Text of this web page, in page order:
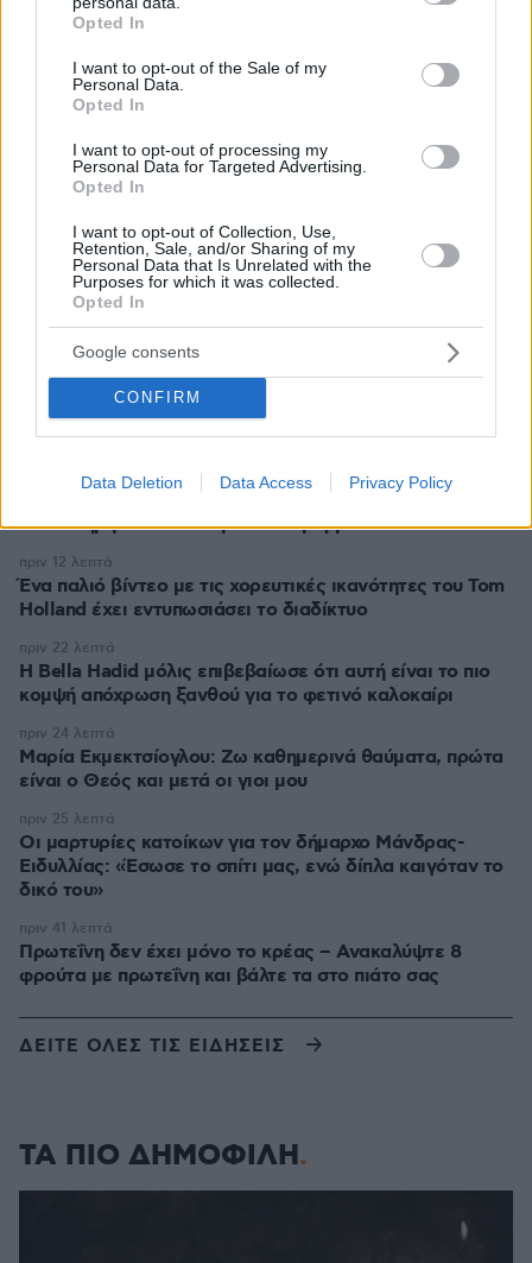
grant or deny consent to Google and its third-party tags to
use your data for below specified purposes in below Google
consent section.
Opted In
I want to opt-out of the Sale of my
Personal Data.
Opted In
I want to opt-out of processing my
Personal Data for Targeted Advertising.
Opted In
I want to opt-out of Collection, Use,
Retention, Sale, and/or Sharing of my
Personal Data that Is Unrelated with the
Purposes for which it was collected.
Opted In
Google consents
CONFIRM
Data Deletion Data Access Privacy Policy
ΡΟΗ ΕΙΔΗΣΕΩΝ
Ειδήσεις Δημοφιλή Σχολιασμένα
8χρονος τραυματίστηκε στο κεφάλι μετά από βουτιά σε
παραλία της Χαλκιδικής
Συνεδρίασε η Επιτροπή Εκτίμησης Κινδύνου λόγω των
υψηλών θερμοκρασιών και της ενίσχυσης των ανέμων
Υπουργείο Υγείας: Στέλνει μήνυμα για ασφαλή
κολύμβηση στους άνω των 60 – 284 θάνατοι από πνιγμό
πέρυσι
πριν 11 λεπτά
ΠΑΟΚ: Βρήκε στον δικό του… εκτελεστή τον νέο του
πριν 12 λεπτά
Η επιστήμη πίσω από την τέλεια μαρμελάδα σύκο
Ένα παλιό βίντεο με τις χορευτικές ικανότητες του Tom
Holland έχει εντυπωσιάσει το διαδίκτυο
πριν 12 λεπτά
Η Bella Hadid μόλις επιβεβαίωσε ότι αυτή είναι το πιο
κομψή απόχρωση ξανθού για το φετινό καλοκαίρι
πριν 22 λεπτά
Μαρία Εκμεκτσίογλου: Ζω καθημερινά θαύματα, πρώτα
είναι ο Θεός και μετά οι γιοι μου
πριν 24 λεπτά
Οι μαρτυρίες κατοίκων για τον δήμαρχο Μάνδρας-
Ειδυλλίας: «Έσωσε το σπίτι μας, ενώ δίπλα καιγόταν το
δικό του»
πριν 25 λεπτά
Πρωτεΐνη δεν έχει μόνο το κρέας – Ανακαλύψτε 8
φρούτα με πρωτεΐνη και βάλτε τα στο πιάτο σας
πριν 41 λεπτά
ΔΕΙΤΕ ΟΛΕΣ ΤΙΣ ΕΙΔΗΣΕΙΣ
ΤΑ ΠΙΟ ΔΗΜΟΦΙΛΗ